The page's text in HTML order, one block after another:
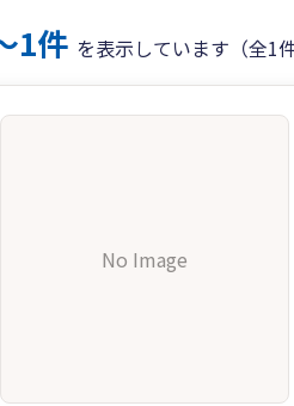
1件 を表示しています（全1件
No Image